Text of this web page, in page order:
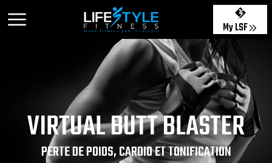
My LSF
VIRTUAL BUTT BLASTER
PERTE DE POIDS, CARDIO ET TONIFICATION